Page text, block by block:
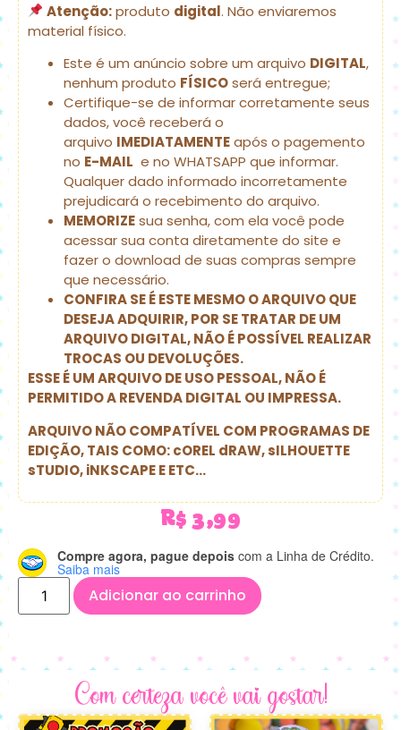
Atenção:produto digital. Não enviaremos
material físico.
Este é um anúncio sobre um arquivo DIGITAL,
nenhum produto FÍSICOserá entregue;
Certifique-se de informar corretamente seus
dados, você receberá o
arquivo IMEDIATAMENTEapós o pagemento
no E-MAIL e no WHATSAPP que informar.
Qualquer dado informado incorretamente
prejudicará o recebimento do arquivo.
MEMORIZEsua senha, com ela você pode
acessar sua conta diretamente do site e
fazer o download de suas compras sempre
que necessário.
CONFIRA SE É ESTE MESMO O ARQUIVO QUE
DESEJA ADQUIRIR, POR SE TRATAR DE UM
ARQUIVO DIGITAL, NÃO É POSSÍVEL REALIZAR
TROCAS OU DEVOLUÇÕES.
ESSE É UM ARQUIVO DE USO PESSOAL, NÃO É
PERMITIDO A REVENDA DIGITAL OU IMPRESSA.
ARQUIVO NÃO COMPATÍVEL COM PROGRAMAS DE
EDIÇÃO, TAIS COMO: cOREL dRAW, sILHOUETTE
sTUDIO, iNKSCAPE E ETC…
R$ 3,99
Compre agora, pague depois com a Linha de Crédito.
Saiba mais
Adicionar ao carrinho
Com certeza você vai gostar!